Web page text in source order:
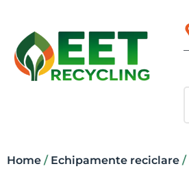
Home / Echipamente reciclare /